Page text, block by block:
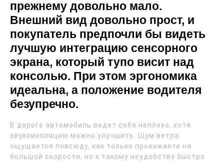
прежнему довольно мало.
Внешний вид довольно прост, и
покупатель предпочли бы видеть
лучшую интеграцию сенсорного
экрана, который тупо висит над
консолью. При этом эргономика
идеальна, а положение водителя
безупречно.
В дороге автомобиль ведет себя неплохо, хотя
звукоизоляцию можно улучшить. Шум ветра
ощущается повсюду, как только проезжаете на
большой скорости, но к такому неудобству быстро